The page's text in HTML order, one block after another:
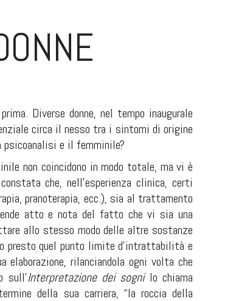
Diverse donne, nel tempo inaugurale
circa il nesso tra i sintomi di origine
e il femminile?
non coincidono in modo totale, ma vi è
che, nell’esperienza clinica, certi
pranoterapia, ecc.), sia al trattamento
atto e nota del fatto che vi sia una
allo stesso modo delle altre sostanze
presto quel punto limite d’intrattabilità e
rilanciandola ogni volta che
sull’Interpretazione dei sognilo chiama
della sua carriera, “la roccia della